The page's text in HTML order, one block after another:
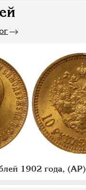
1902 года, (АР)